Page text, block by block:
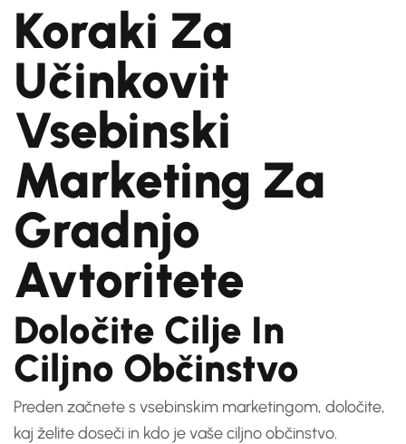
Koraki Za
Učinkovit
Vsebinski
Marketing Za
Gradnjo
Avtoritete
Določite Cilje In
Ciljno Občinstvo
Preden začnete s vsebinskim marketingom, določite,
kaj želite doseči in kdo je vaše ciljno občinstvo.